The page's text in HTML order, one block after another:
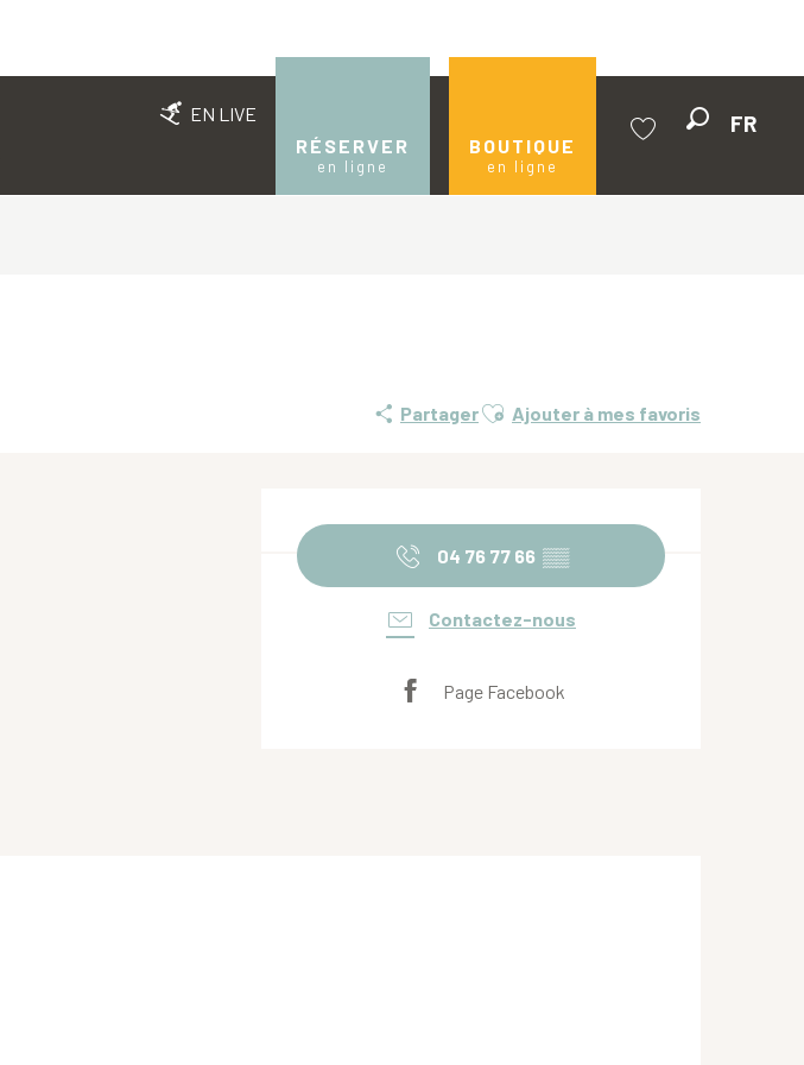
EN LIVE
RÉSERVER
en ligne
BOUTIQUE
en ligne
FR
PartagerAjouter aux favoris
Ajouter à mes favoris
Ouverture et coordonnées
04 76 77 66 ▒▒
Contactez-nous
Page Facebook